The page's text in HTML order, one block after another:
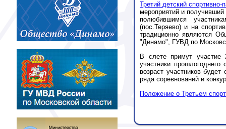
Третий детский
мероприятий и получивший
полюбившимся
(пос.Теряево) и на
традиционно являются
"Динамо", ГУВД по
В слете примут участие
участники
возраст участников
ряда соревнований и
Положение о Третьем